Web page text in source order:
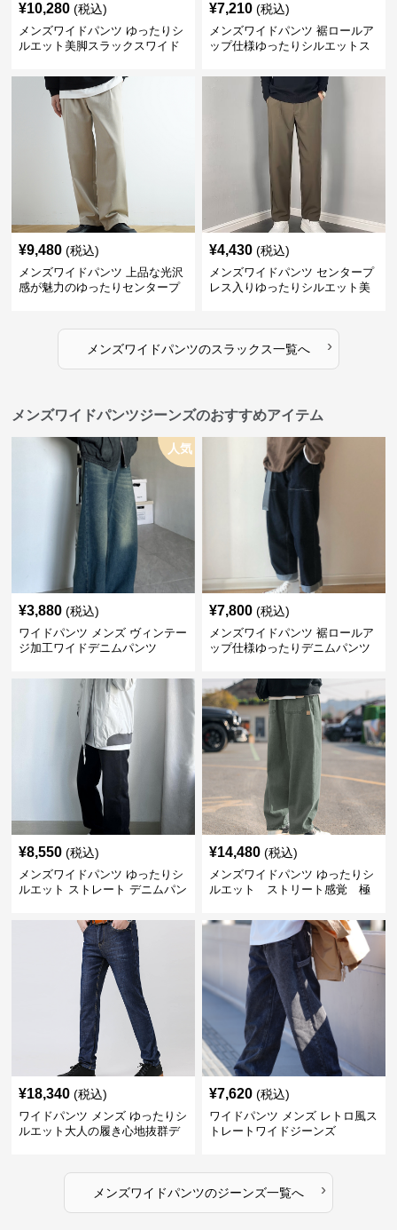
¥10,280 (税込)
メンズワイドパンツ ゆったりシ
ルエット美脚スラックスワイド
¥7,210 (税込)
メンズワイドパンツ 裾ロールア
ップ仕様ゆったりシルエットス
¥9,480 (税込)
メンズワイドパンツ 上品な光沢
感が魅力のゆったりセンタープ
¥4,430 (税込)
メンズワイドパンツ センタープ
レス入りゆったりシルエット美
メンズワイドパンツのスラックス一覧へ ›
メンズワイドパンツジーンズのおすすめアイテム
人気
¥3,880 (税込)
ワイドパンツ メンズ ヴィンテー
ジ加工ワイドデニムパンツ
¥7,800 (税込)
メンズワイドパンツ 裾ロールア
ップ仕様ゆったりデニムパンツ
¥8,550 (税込)
メンズワイドパンツ ゆったりシ
ルエット ストレート デニムパン
¥14,480 (税込)
メンズワイドパンツ ゆったりシ
ルエット ストリート感覚 極
¥18,340 (税込)
ワイドパンツ メンズ ゆったりシ
ルエット大人の履き心地抜群デ
¥7,620 (税込)
ワイドパンツ メンズ レトロ風ス
トレートワイドジーンズ
メンズワイドパンツのジーンズ一覧へ ›